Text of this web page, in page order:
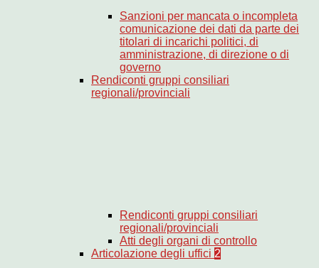
Sanzioni per mancata o incompleta
comunicazione dei dati da parte dei
titolari di incarichi politici, di
amministrazione, di direzione o di
governo
Rendiconti gruppi consiliari
regionali/provinciali
Rendiconti gruppi consiliari
regionali/provinciali
Atti degli organi di controllo
Articolazione degli uffici 2